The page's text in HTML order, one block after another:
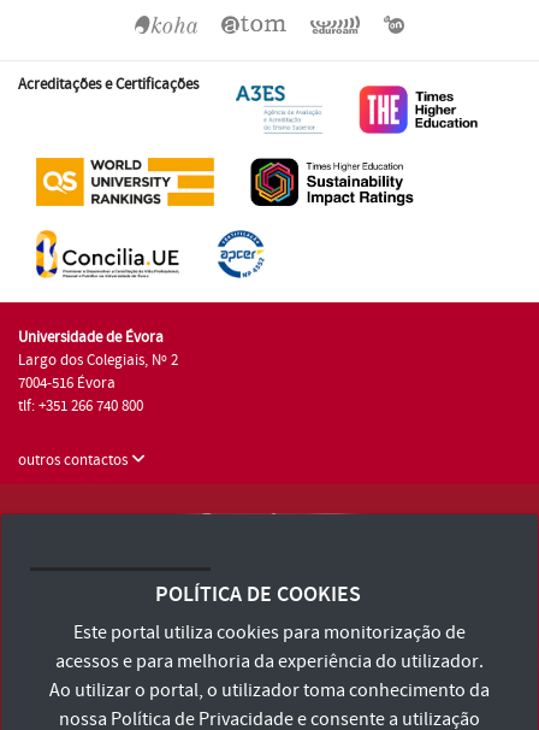
Acreditações e Certificações
Universidade de Évora
Largo dos Colegiais, Nº 2
7004-516 Évora
tlf: +351 266 740 800
outros contactos
Consulte os Termos e Condições e Política de Privacidade
Declaração de Acessibilidade
POLÍTICA DE COOKIES
Este portal utiliza cookies para monitorização de
acessos e para melhoria da experiência do utilizador.
Ao utilizar o portal, o utilizador toma conhecimento da
nossa Política de Privacidadee consente a utilização